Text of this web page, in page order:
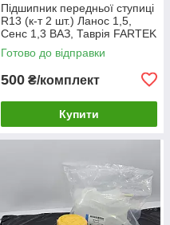
Підшипник передньої ступиці
R13 (к-т 2 шт.) Ланос 1,5,
Сенс 1,3 ВАЗ, Таврія FARTEK
Готово до відправки
500 ₴/комплект
Купити